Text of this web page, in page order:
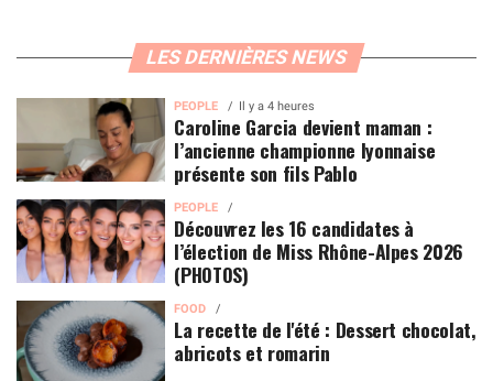
LES DERNIÈRES NEWS
PEOPLE Il y a 4 heures
Caroline Garcia devient maman :
l’ancienne championne lyonnaise
présente son fils Pablo
PEOPLE
Découvrez les 16 candidates à
l’élection de Miss Rhône-Alpes 2026
(PHOTOS)
FOOD
La recette de l'été : Dessert chocolat,
abricots et romarin